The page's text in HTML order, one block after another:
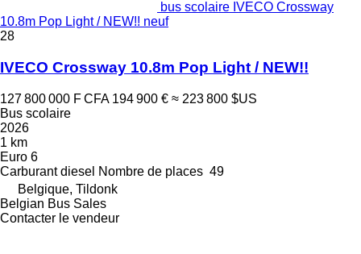
bus scolaire IVECO Crossway
10.8m Pop Light / NEW!! neuf
28
IVECO Crossway 10.8m Pop Light / NEW!!
127 800 000 F CFA 194 900 € ≈ 223 800 $US
Bus scolaire
2026
1 km
Euro 6
Carburant diesel Nombre de places 49
Belgique, Tildonk
Belgian Bus Sales
Contacter le vendeur